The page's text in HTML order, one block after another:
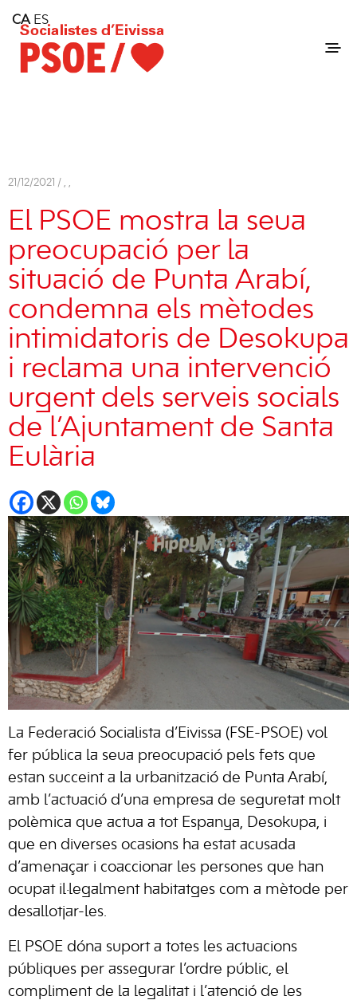
Consell Insular d'Eivissa
Services
Contact
21/12/2021 / , ,
El PSOE mostra la seua
preocupació per la
situació de Punta Arabí,
condemna els mètodes
intimidatoris de Desokupa
i reclama una intervenció
urgent dels serveis socials
de l’Ajuntament de Santa
Eulària
La Federació Socialista d’Eivissa (FSE-PSOE) vol
fer pública la seua preocupació pels fets que
estan succeint a la urbanització de Punta Arabí,
amb l’actuació d’una empresa de seguretat molt
polèmica que actua a tot Espanya, Desokupa, i
que en diverses ocasions ha estat acusada
d’amenaçar i coaccionar les persones que han
ocupat il·legalment habitatges com a mètode per
desallotjar-les.
El PSOE dóna suport a totes les actuacions
públiques per assegurar l’ordre públic, el
compliment de la legalitat i l’atenció de les
CA ES